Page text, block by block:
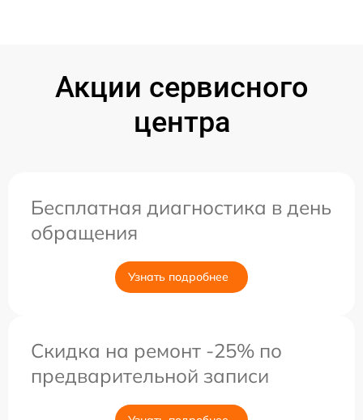
Акции сервисного
центра
Бесплатная диагностика в день
обращения
Узнать подробнее
Скидка на ремонт -25% по
предварительной записи